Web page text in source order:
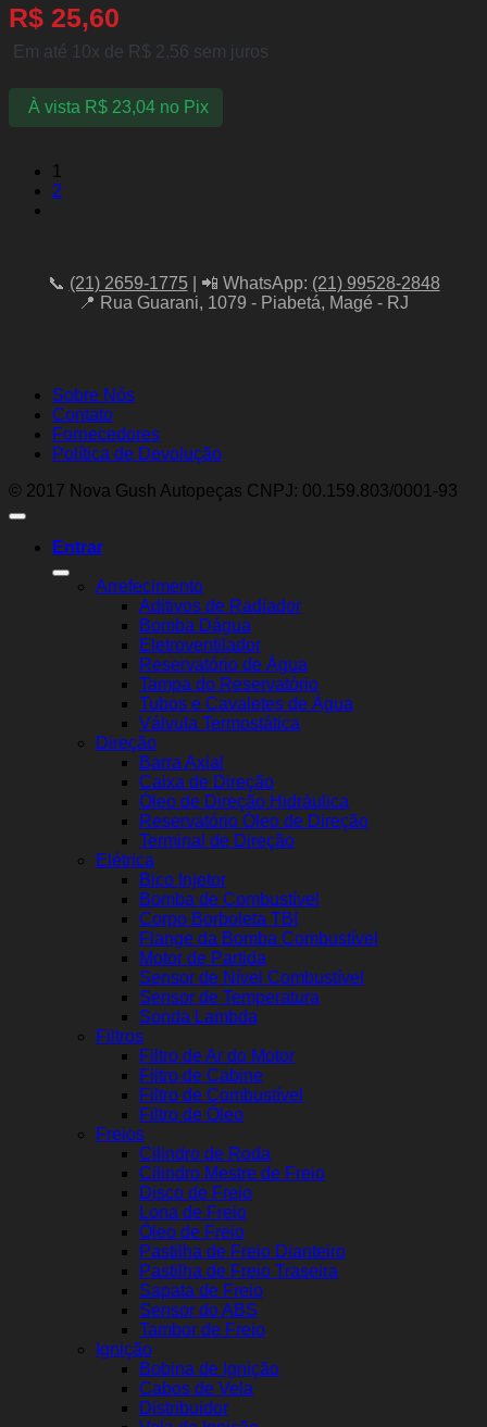
R$ 25,60
Em até 10x de R$ 2,56 sem juros
À vista R$23,04 no Pix
1
2
📞 (21) 2659-1775| 📲 WhatsApp: (21) 99528-2848
📍 Rua Guarani, 1079 - Piabetá, Magé - RJ
Sobre Nós
Contato
Fornecedores
Política de Devolução
© 2017 Nova Gush Autopeças CNPJ: 00.159.803/0001-93
Entrar
Arrefecimento
Aditivos de Radiador
Bomba Dágua
Eletroventilador
Reservatório de Água
Tampa do Reservatório
Tubos e Cavaletes de Água
Válvula Termostática
Direção
Barra Axial
Caixa de Direção
Óleo de Direção Hidráulica
Reservatório Óleo de Direção
Terminal de Direção
Elétrica
Bico Injetor
Bomba de Combustível
Corpo Borboleta TBI
Flange da Bomba Combustível
Motor de Partida
Sensor de Nível Combustível
Sensor de Temperatura
Sonda Lambda
Filtros
Filtro de Ar do Motor
Filtro de Cabine
Filtro de Combustível
Filtro de Óleo
Freios
Cilindro de Roda
Cilindro Mestre de Freio
Disco de Freio
Lona de Freio
Óleo de Freio
Pastilha de Freio Dianteiro
Pastilha de Freio Traseira
Sapata de Freio
Sensor do ABS
Tambor de Freio
Ignição
Bobina de Ignição
Cabos de Vela
Distribuidor